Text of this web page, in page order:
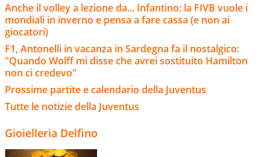
Anche il volley a lezione da... Infantino: la FIVB vuole i
mondiali in inverno e pensa a fare cassa (e non ai
giocatori)
F1, Antonelli in vacanza in Sardegna fa il nostalgico:
"Quando Wolff mi disse che avrei sostituito Hamilton
non ci credevo"
Prossime partite e calendario della Juventus
Tutte le notizie della Juventus
Gioielleria Delfino